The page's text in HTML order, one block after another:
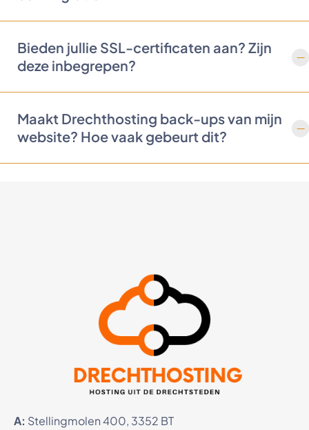
Bieden jullie SSL-certificaten aan? Zijn
deze inbegrepen?
Maakt Drechthosting back-ups van mijn
website? Hoe vaak gebeurt dit?
A: Stellingmolen 400, 3352 BT